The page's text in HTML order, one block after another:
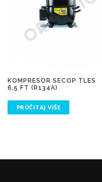
KOMPRESOR SECOP TLES
6,5 FT (R134A)
PROČITAJ VIŠE